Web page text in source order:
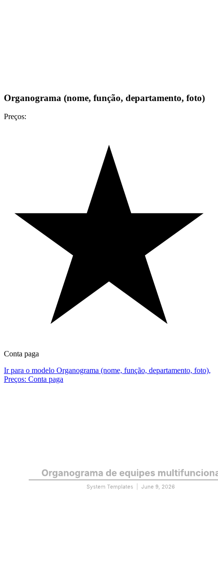
Organograma (nome, função, departamento, foto)
Preços:
Conta paga
Ir para o modelo Organograma (nome, função, departamento, foto),
Preços: Conta paga